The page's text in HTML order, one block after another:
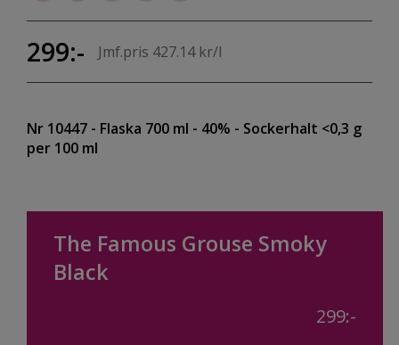
299:- Jmf.pris 427.14 kr/l
Nr 10447 - Flaska 700 ml - 40% - Sockerhalt <0,3 g
per 100 ml
The Famous Grouse Smoky
Black
299:-